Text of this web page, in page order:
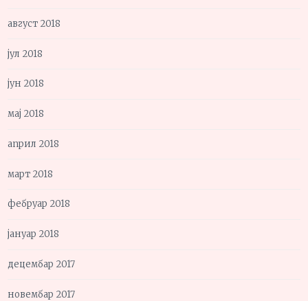
август 2018
јул 2018
јун 2018
мај 2018
април 2018
март 2018
фебруар 2018
јануар 2018
децембар 2017
новембар 2017